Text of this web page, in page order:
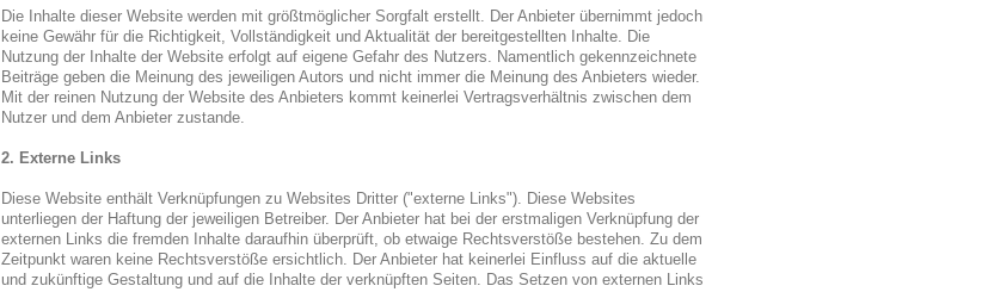
Die Inhalte dieser Website werden mit größtmöglicher Sorgfalt erstellt. Der Anbieter übernimmt jedoch
keine Gewähr für die Richtigkeit, Vollständigkeit und Aktualität der bereitgestellten Inhalte. Die
Nutzung der Inhalte der Website erfolgt auf eigene Gefahr des Nutzers. Namentlich gekennzeichnete
Beiträge geben die Meinung des jeweiligen Autors und nicht immer die Meinung des Anbieters wieder.
Mit der reinen Nutzung der Website des Anbieters kommt keinerlei Vertragsverhältnis zwischen dem
Nutzer und dem Anbieter zustande.
2. Externe Links
Diese Website enthält Verknüpfungen zu Websites Dritter ("externe Links"). Diese Websites
unterliegen der Haftung der jeweiligen Betreiber. Der Anbieter hat bei der erstmaligen Verknüpfung der
externen Links die fremden Inhalte daraufhin überprüft, ob etwaige Rechtsverstöße bestehen. Zu dem
Zeitpunkt waren keine Rechtsverstöße ersichtlich. Der Anbieter hat keinerlei Einfluss auf die aktuelle
und zukünftige Gestaltung und auf die Inhalte der verknüpften Seiten. Das Setzen von externen Links